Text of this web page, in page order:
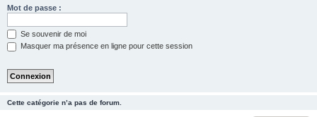
Mot de passe :
Se souvenir de moi
Masquer ma présence en ligne pour cette session
Cette catégorie n’a pas de forum.